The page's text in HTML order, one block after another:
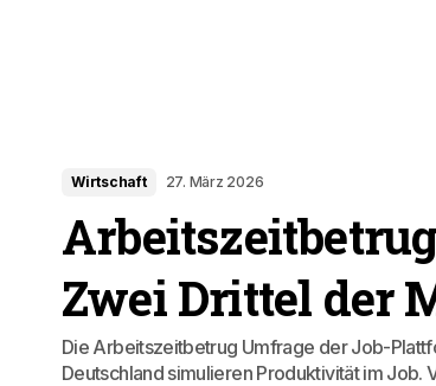
Wirtschaft 27. März 2026
Zwei Drittel der
Die Arbeitszeitbetrug Umfrage der Job-
Deutschland simulieren Produktivität im